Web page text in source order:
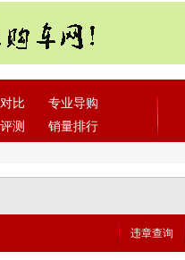
比
专业导购
测 销量排行
违章查询